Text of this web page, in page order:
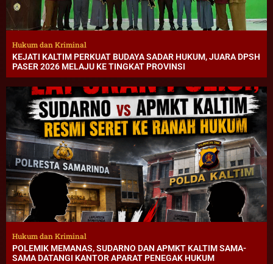
Hukum dan Kriminal
KEJATI KALTIM PERKUAT BUDAYA SADAR HUKUM, JUARA DPSH
PASER 2026 MELAJU KE TINGKAT PROVINSI
Hukum dan Kriminal
POLEMIK MEMANAS, SUDARNO DAN APMKT KALTIM SAMA-
SAMA DATANGI KANTOR APARAT PENEGAK HUKUM